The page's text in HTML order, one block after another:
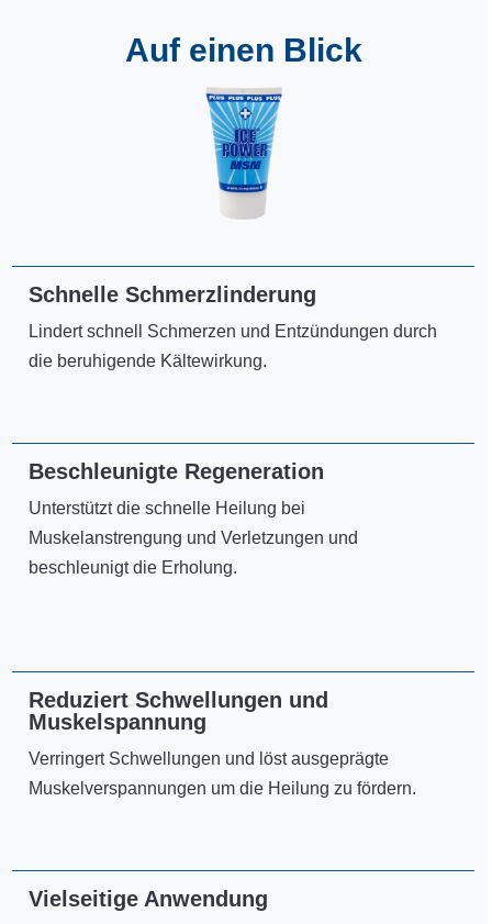
Auf einen Blick
Schnelle Schmerzlinderung
Lindert schnell Schmerzen und Entzündungen durch
die beruhigende Kältewirkung.
Beschleunigte Regeneration
Unterstützt die schnelle Heilung bei
Muskelanstrengung und Verletzungen und
beschleunigt die Erholung.
Reduziert Schwellungen und
Muskelspannung
Verringert Schwellungen und löst ausgeprägte
Muskelverspannungen um die Heilung zu fördern.
Vielseitige Anwendung